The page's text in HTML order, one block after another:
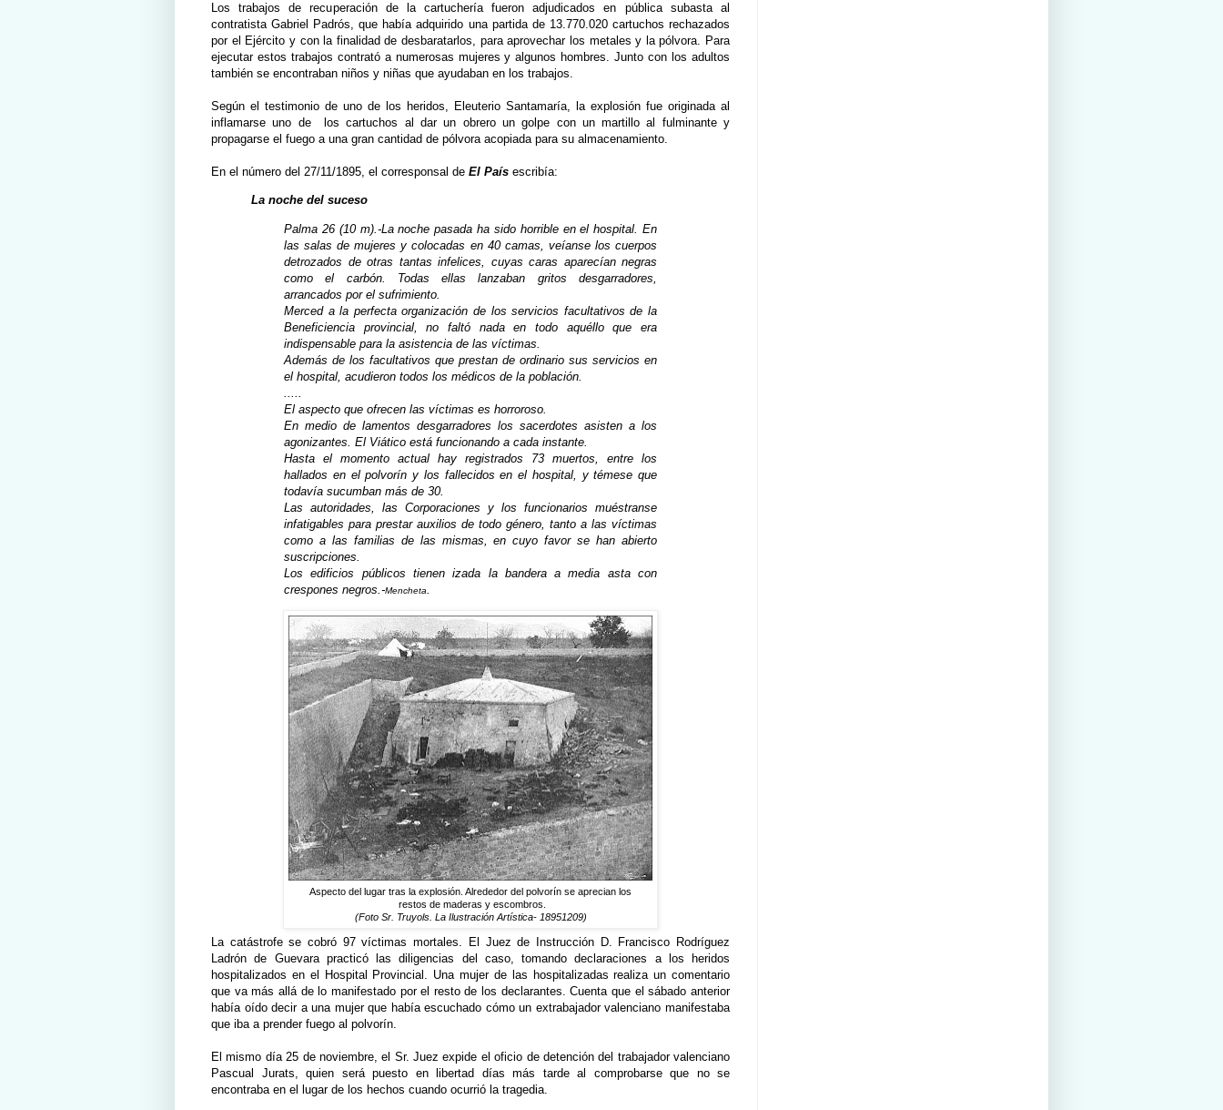
Los trabajos de recuperación de la cartuchería fueron adjudicados en pública subasta al
contratista Gabriel Padrós, que había adquirido una partida de 13.770.020 cartuchos rechazados
por el Ejército y con la finalidad de desbaratarlos, para aprovechar los metales y la pólvora. Para
ejecutar estos trabajos contrató a numerosas mujeres y algunos hombres. Junto con los adultos
también se encontraban niños y niñas que ayudaban en los trabajos.
Según el testimonio de uno de los heridos, Eleuterio Santamaría, la explosión fue originada al
inflamarse uno de los cartuchos al dar un obrero un golpe con un martillo al fulminante y
propagarse el fuego a una gran cantidad de pólvora acopiada para su almacenamiento.
En el número del 27/11/1895, el corresponsal de El País escribía:
La noche del suceso
Palma 26 (10 m).-La noche pasada ha sido horrible en el hospital. En
las salas de mujeres y colocadas en 40 camas, veíanse los cuerpos
detrozados de otras tantas infelices, cuyas caras aparecían negras
como el carbón. Todas ellas lanzaban gritos desgarradores,
arrancados por el sufrimiento.
Merced a la perfecta organización de los servicios facultativos de la
Beneficiencia provincial, no faltó nada en todo aquéllo que era
indispensable para la asistencia de las víctimas.
Además de los facultativos que prestan de ordinario sus servicios en
el hospital, acudieron todos los médicos de la población.
El aspecto que ofrecen las víctimas es horroroso.
En medio de lamentos desgarradores los sacerdotes asisten a los
agonizantes. El Viático está funcionando a cada instante.
Hasta el momento actual hay registrados 73 muertos, entre los
hallados en el polvorín y los fallecidos en el hospital, y témese que
todavía sucumban más de 30.
Las autoridades, las Corporaciones y los funcionarios muéstranse
infatigables para prestar auxilios de todo género, tanto a las víctimas
como a las familias de las mismas, en cuyo favor se han abierto
suscripciones.
Los edificios públicos tienen izada la bandera a media asta con
crespones negros.-Mencheta
Aspecto del lugar tras la explosión. Alrededor del polvorín se aprecian los
restos de maderas y escombros.
(Foto Sr. Truyols. La Ilustración Artística- 18951209)
La catástrofe se cobró 97 víctimas mortales. El Juez de Instrucción D. Francisco Rodríguez
Ladrón de Guevara practicó las diligencias del caso, tomando declaraciones a los heridos
hospitalizados en el Hospital Provincial. Una mujer de las hospitalizadas realiza un comentario
que va más allá de lo manifestado por el resto de los declarantes. Cuenta que el sábado anterior
había oído decir a una mujer que había escuchado cómo un extrabajador valenciano manifestaba
que iba a prender fuego al polvorín.
El mismo día 25 de noviembre, el Sr. Juez expide el oficio de detención del trabajador valenciano
Pascual Jurats, quien será puesto en libertad días más tarde al comprobarse que no se
encontraba en el lugar de los hechos cuando ocurrió la tragedia.